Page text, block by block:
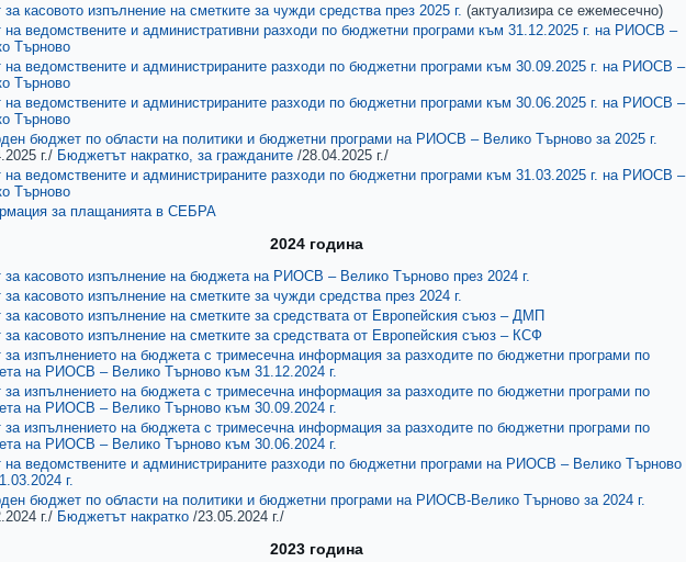
за касовото изпълнение на сметките за чужди средства през 2025 г. (актуализира се ежемесечно)
на ведомствените и административни разходи по бюджетни програми към 31.12.2025 г. на РИОСВ –
Търново
на ведомствените и администрираните разходи по бюджетни програми към 30.09.2025 г. на РИОСВ –
Търново
на ведомствените и администрираните разходи по бюджетни програми към 30.06.2025 г. на РИОСВ –
Търново
бюджeт по области на политики и бюджетни програми на РИОСВ – Велико Търново за 2025 г.
г./ Бюджетът накратко, за гражданите /28.04.2025 г./
на ведомствените и администрираните разходи по бюджетни програми към 31.03.2025 г. на РИОСВ –
Търново
за плащанията в СЕБРА
2024 година
за касовото изпълнение на бюджета на РИОСВ – Велико Търново през 2024 г.
за касовото изпълнение на сметките за чужди средства през 2024 г.
за касовото изпълнение на сметките за средствата от Европейския съюз – ДМП
за касовото изпълнение на сметките за средствата от Европейския съюз – КСФ
за изпълнението на бюджета с тримесечна информация за разходите по бюджетни програми по
на РИОСВ – Велико Търново към 31.12.2024 г.
за изпълнението на бюджета с тримесечна информация за разходите по бюджетни програми по
на РИОСВ – Велико Търново към 30.09.2024 г.
за изпълнението на бюджета с тримесечна информация за разходите по бюджетни програми по
на РИОСВ – Велико Търново към 30.06.2024 г.
на ведомствените и администрираните разходи по бюджетни програми на РИОСВ – Велико Търновo
г.
бюджет по области на политики и бюджетни програми на РИОСВ-Велико Търново за 2024 г.
г./ Бюджетът накратко /23.05.2024 г./
2023 година